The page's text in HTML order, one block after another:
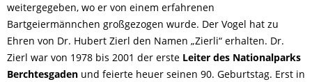
weitergegeben, wo er von einem erfahrenen
Bartgeiermännchen großgezogen wurde. Der Vogel hat zu
Ehren von Dr. Hubert Zierl den Namen „Zierli“ erhalten. Dr.
Zierl war von 1978 bis 2001 der erste Leiter des Nationalparks
Berchtesgaden und feierte heuer seinen 90. Geburtstag. Erst in